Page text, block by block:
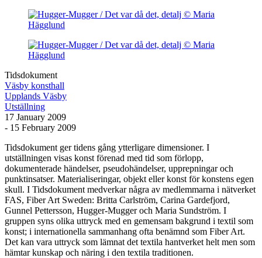
Tidsdokument
Väsby konsthall
Upplands Väsby
Utställning
17 January 2009
- 15 February 2009
Tidsdokument ger tidens gång ytterligare dimensioner. I
utställningen visas konst förenad med tid som förlopp,
dokumenterade händelser, pseudohändelser, upprepningar och
punktinsatser. Materialiseringar, objekt eller konst för konstens egen
skull. I Tidsdokument medverkar några av medlemmarna i nätverket
FAS, Fiber Art Sweden: Britta Carlström, Carina Gardefjord,
Gunnel Pettersson, Hugger-Mugger och Maria Sundström. I
gruppen syns olika uttryck med en gemensam bakgrund i textil som
konst; i internationella sammanhang ofta benämnd som Fiber Art.
Det kan vara uttryck som lämnat det textila hantverket helt men som
hämtar kunskap och näring i den textila traditionen.